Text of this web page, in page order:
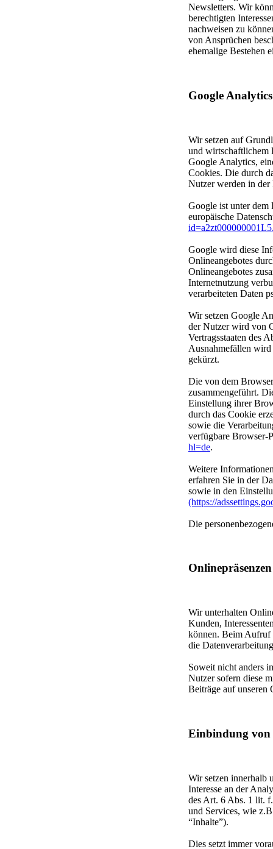
Newsletters. Wir
berechtigten
nachweisen zu
von Ansprüchen
ehemalige Bestehen
Google Analytics
Wir setzen auf
und wirtschaftlichem
Google Analytics,
Cookies. Die durch
Nutzer werden in der
Google ist unter dem
europäische
Google wird diese
Onlineangebotes
Onlineangebotes
Internetnutzung
verarbeiteten Daten
Wir setzen Google
der Nutzer wird von
Vertragsstaaten des
Ausnahmefällen
gekürzt.
Die von dem
zusammengeführt.
Einstellung ihrer
durch das Cookie
sowie die
verfügbare Browser-
hl=de.
Weitere
erfahren Sie in der
sowie in den
(https://
Die
Wir unterhalten
Kunden,
können. Beim Aufruf
die
Soweit nicht anders
Nutzer sofern diese
Beiträge auf unseren
Einbindung von
Wir setzen innerhalb
Interesse an der
des Art. 6 Abs. 1 lit.
und Services, wie
“Inhalte”).
Dies setzt immer